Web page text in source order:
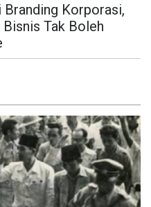
Branding Korporasi,
Tak Boleh